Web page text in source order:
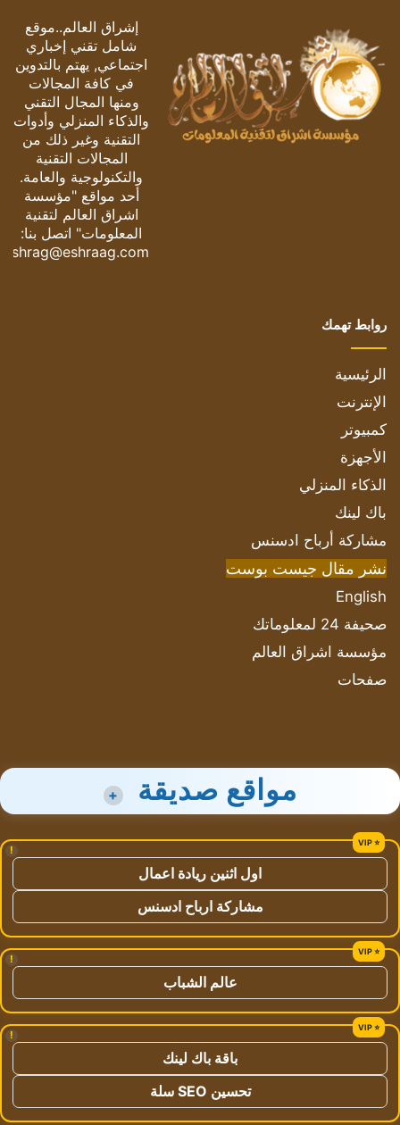
إشراق العالم..موقع
شامل تقني إخباري
اجتماعي, يهتم بالتدوين
في كافة المجالات
ومنها المجال التقني
والذكاء المنزلي وأدوات
التقنية وغير ذلك من
المجالات التقنية
والتكنولوجية والعامة.
أحد مواقع "مؤسسة
اشراق العالم لتقنية
المعلومات" اتصل بنا:
eshrag@eshraag.com
روابط تهمك
الرئيسية
الإنترنت
كمبيوتر
الأجهزة
الذكاء المنزلي
باك لينك
مشاركة أرباح ادسنس
نشر مقال جيست بوست
English
صحيفة 24 لمعلوماتك
مؤسسة اشراق العالم
صفحات
مواقع صديقة +
!
اول اثنين ريادة اعمال
مشاركة ارباح ادسنس
!
عالم الشباب
!
باقة باك لينك
تحسين SEO سلة